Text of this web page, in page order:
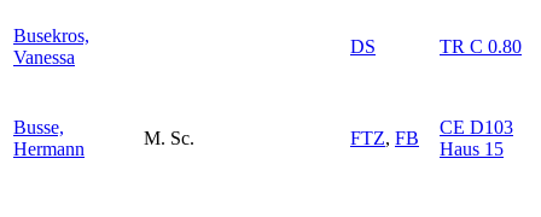
Busekros,
Vanessa
DS TR C 0.80
Busse,
Hermann
M. Sc. FTZ, FB
CE D103
Haus 15